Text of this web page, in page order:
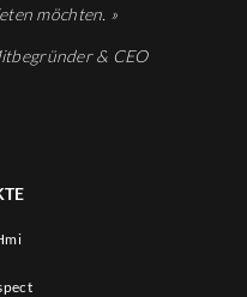
möchten. »
& CEO